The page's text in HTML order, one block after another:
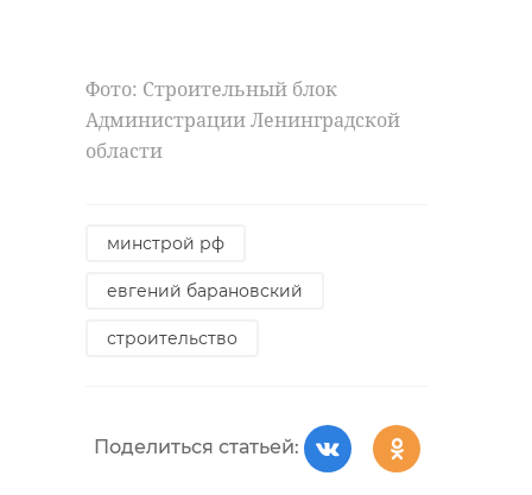
Фото: Строительный блок
Администрации Ленинградской
области
минстрой рф
евгений барановский
строительство
Поделиться статьей: